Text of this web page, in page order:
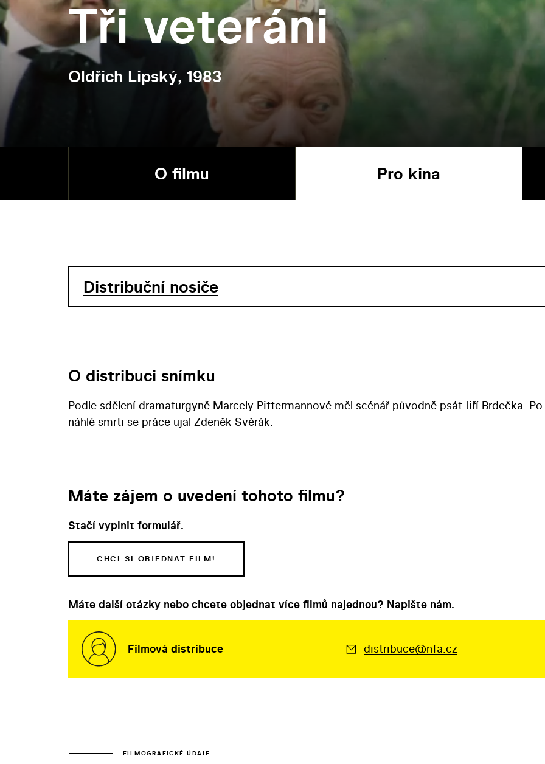
Tři veteráni
Oldřich Lipský, 1983
O filmu Pro kina
Distribuční nosiče
O distribuci snímku
Podle sdělení dramaturgyně Marcely Pittermannové měl scénář původně psát Jiří Brdečka.
náhlé smrti se práce ujal Zdeněk Svěrák.
Máte zájem o uvedení tohoto filmu?
Stačí vyplnit formulář.
CHCI SI OBJEDNAT FILM!
Máte další otázky nebo chcete objednat více filmů najednou? Napište nám.
Filmová distribuce distribuce@nfa.cz
FILMOGRAFICKÉ ÚDAJE